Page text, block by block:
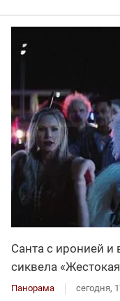
Санта с иронией
сиквела
Панорама сегодня,